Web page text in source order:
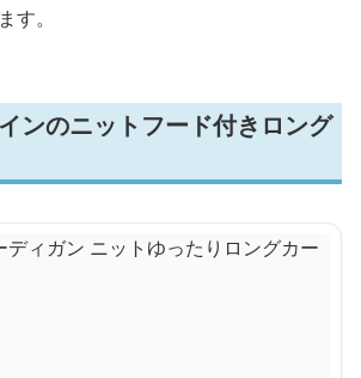
す。
ンのニットフード付きロング